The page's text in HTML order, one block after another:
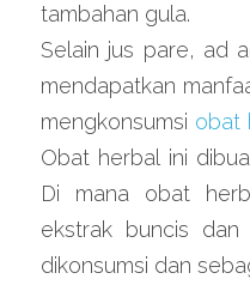
tambahan gula.
Selain jus pare, ad
mendapatkan
mengkonsumsi obat
Obat herbal ini
Di mana obat
ekstrak buncis
dikonsumsi dan